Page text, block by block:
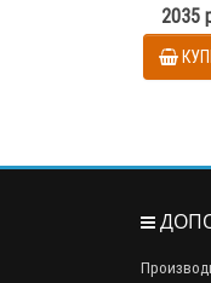
2035